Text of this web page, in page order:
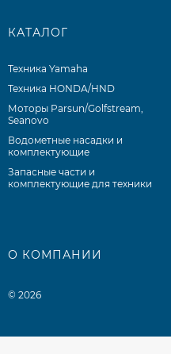
КАТАЛОГ
Техника Yamaha
Техника HONDA/HND
Моторы Parsun/Golfstream,
Seanovo
Водометные насадки и
комплектующие
Запасные части и
комплектующие для техники
О КОМПАНИИ
© 2026